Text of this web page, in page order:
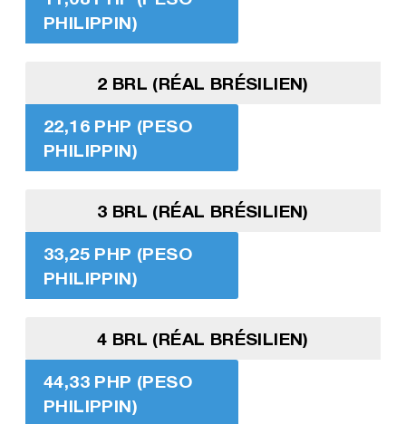
PHILIPPIN)
2 BRL (RÉAL BRÉSILIEN)
22,16 PHP (PESO
PHILIPPIN)
3 BRL (RÉAL BRÉSILIEN)
33,25 PHP (PESO
PHILIPPIN)
4 BRL (RÉAL BRÉSILIEN)
44,33 PHP (PESO
PHILIPPIN)